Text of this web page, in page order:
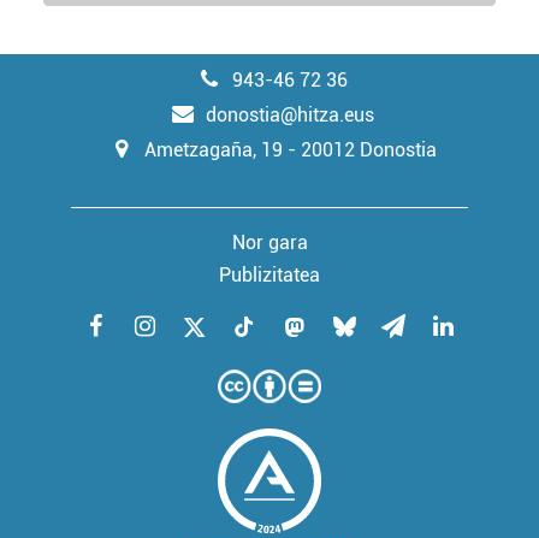
943-46 72 36
donostia@hitza.eus
Ametzagaña, 19 - 20012 Donostia
Nor gara
Publizitatea